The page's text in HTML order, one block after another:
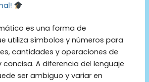
es una forma de
utiliza símbolos y números para
cantidades y operaciones de
A diferencia del lenguaje
ser ambiguo y variar en